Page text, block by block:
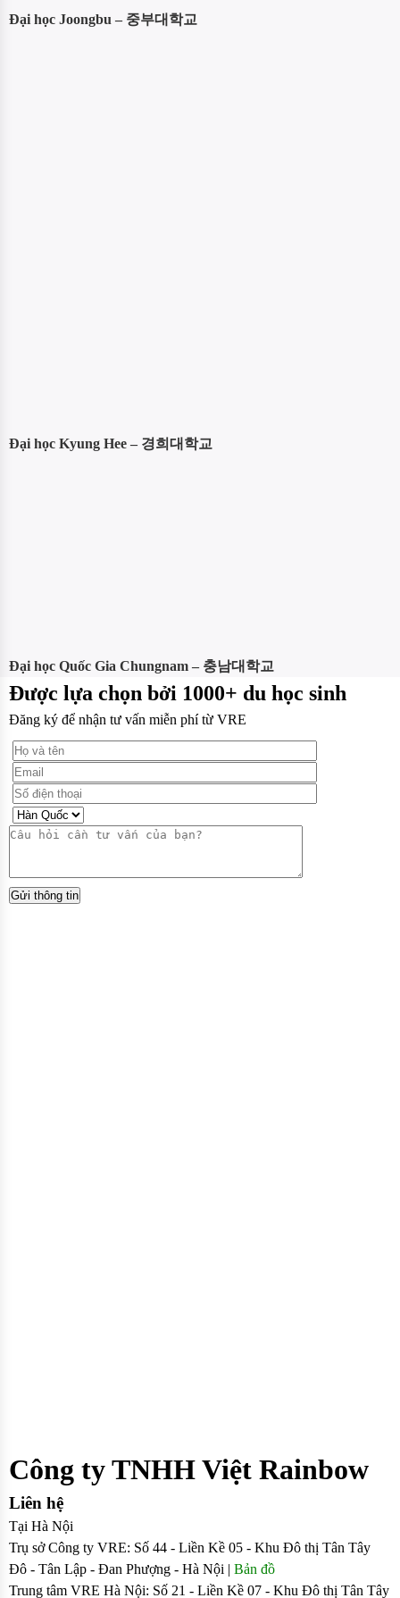
Đại học Joongbu – 중부대학교
Đại học Kyung Hee – 경희대학교
Đại học Quốc Gia Chungnam – 충남대학교
Được lựa chọn bởi 1000+ du học sinh
Đăng ký để nhận tư vấn miễn phí từ VRE
Công ty TNHH Việt Rainbow
Liên hệ
Tại Hà Nội
Trụ sở Công ty VRE: Số 44 - Liền Kề 05 - Khu Đô thị Tân Tây
Đô - Tân Lập - Đan Phượng - Hà Nội | Bản đồ
Trung tâm VRE Hà Nội: Số 21 - Liền Kề 07 - Khu Đô thị Tân Tây